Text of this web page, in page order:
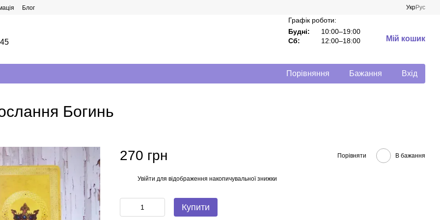
Блог УкрРус
Графік роботи:
Будні:
10:00–19:00
Сб:
12:00–18:00 Мій кошик
Порівняння Бажання Вхід
Богинь
270 грн Порівняти В бажання
Увійти для відображення накопичувальної знижки
Купити